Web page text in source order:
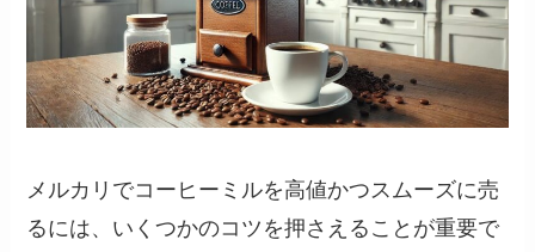
メルカリでコーヒーミルを高値かつスムーズに売
るには、いくつかのコツを押さえることが重要で